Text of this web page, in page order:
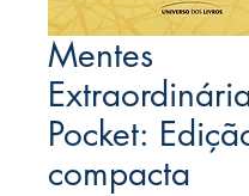
Mentes
Pocket:
compacta